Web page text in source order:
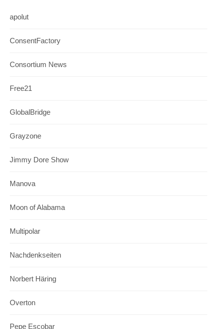
apolut
ConsentFactory
Consortium News
Free21
GlobalBridge
Grayzone
Jimmy Dore Show
Manova
Moon of Alabama
Multipolar
Nachdenkseiten
Norbert Häring
Overton
Pepe Escobar